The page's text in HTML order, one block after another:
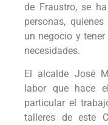
de Fraustro, se
personas,
un negocio y
necesidades.
El alcalde José
labor que hace
particular el
talleres de este